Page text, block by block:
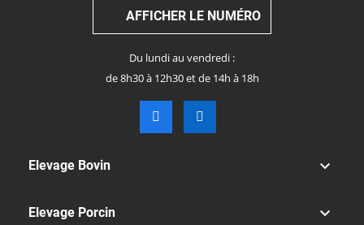
AFFICHER LE NUMÉRO
Du lundi au vendredi :
de 8h30 à 12h30 et de 14h à 18h
Elevage Bovin 
Elevage Porcin 